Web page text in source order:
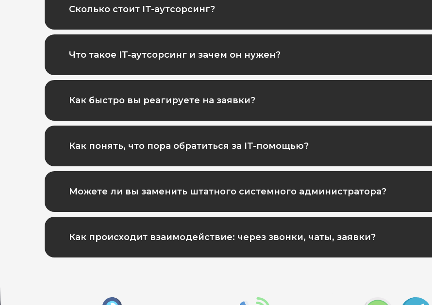
Сколько стоит IT-аутсорсинг?
Что такое IT-аутсорсинг и зачем он нужен?
Как быстро вы реагируете на заявки?
Как понять, что пора обратиться за IT-помощью?
Можете ли вы заменить штатного системного администратора?
Как происходит взаимодействие: через звонки, чаты, заявки?